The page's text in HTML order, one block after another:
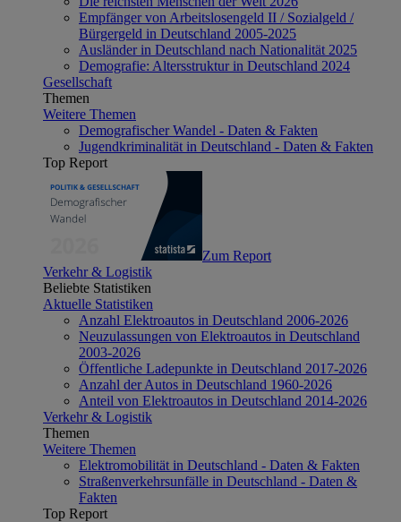
Empfänger von Arbeitslosengeld II / Sozialgeld /
Bürgergeld in Deutschland 2005-2025
Ausländer in Deutschland nach Nationalität 2025
Demografie: Altersstruktur in Deutschland 2024
Gesellschaft
Themen
Weitere Themen
Demografischer Wandel - Daten & Fakten
Jugendkriminalität in Deutschland - Daten & Fakten
Top Report
Zum Report
Verkehr & Logistik
Beliebte Statistiken
Aktuelle Statistiken
Anzahl Elektroautos in Deutschland 2006-2026
Neuzulassungen von Elektroautos in Deutschland
2003-2026
Öffentliche Ladepunkte in Deutschland 2017-2026
Anzahl der Autos in Deutschland 1960-2026
Anteil von Elektroautos in Deutschland 2014-2026
Verkehr & Logistik
Themen
Weitere Themen
Elektromobilität in Deutschland - Daten & Fakten
Straßenverkehrsunfälle in Deutschland - Daten &
Fakten
Top Report